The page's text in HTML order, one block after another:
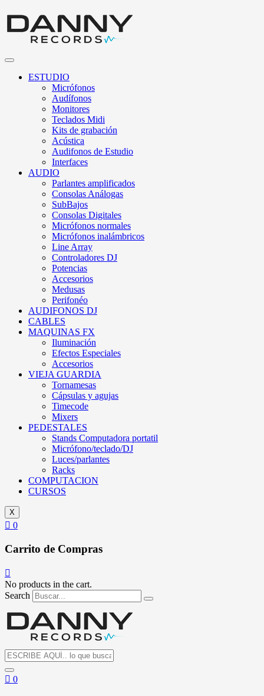
ESTUDIO
Micrófonos
Audífonos
Monitores
Teclados Midi
Kits de grabación
Acústica
Audifonos de Estudio
Interfaces
AUDIO
Parlantes amplificados
Consolas Análogas
SubBajos
Consolas Digitales
Micrófonos normales
Micrófonos inalámbricos
Line Array
Controladores DJ
Potencias
Accesorios
Medusas
Perifonéo
AUDIFONOS DJ
CABLES
MAQUINAS FX
Iluminación
Efectos Especiales
Accesorios
VIEJA GUARDIA
Tornamesas
Cápsulas y agujas
Timecode
Mixers
PEDESTALES
Stands Computadora portatil
Micrófono/teclado/DJ
Luces/parlantes
Racks
COMPUTACION
CURSOS
X
0
Carrito de Compras
No products in the cart.
Search
0